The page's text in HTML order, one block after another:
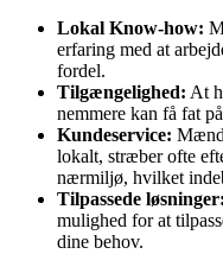
Lokal Know-how:
erfaring med at
fordel.
Tilgængelighed: At
nemmere kan få fat
Kundeservice:
lokalt, stræber ofte
nærmiljø, hvilket
Tilpassede løsninger:
mulighed for at
dine behov.